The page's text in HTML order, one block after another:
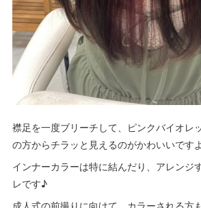
襟足を一度ブリーチして、ピンクバイオレ
の方からチラッと見えるのがかわいいです
インナーカラーは特に結んだり、アレンジ
レです♪